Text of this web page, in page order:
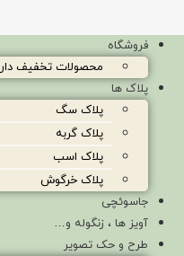
فروشگاه
محصولات تخفیف دار
پلاک ها
پلاک سگ
پلاک گربه
پلاک اسب
پلاک خرگوش
جاسوئچی
آویز ها ، زنگوله و…
طرح و حک تصویر